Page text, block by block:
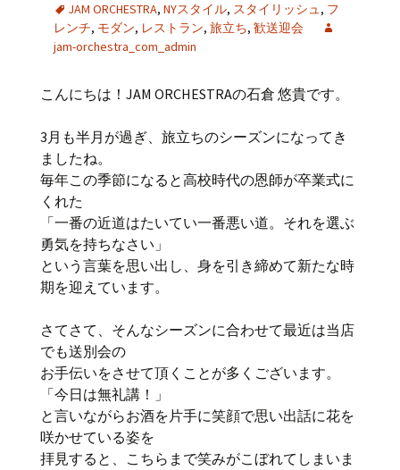
JAM ORCHESTRA, NYスタイル, スタイリッシュ, フ
レンチ, モダン, レストラン, 旅立ち, 歓送迎会
jam-orchestra_com_admin
こんにちは！JAM ORCHESTRAの石倉 悠貴です。
3月も半月が過ぎ、旅立ちのシーズンになってき
ましたね。
毎年この季節になると高校時代の恩師が卒業式に
くれた
「一番の近道はたいてい一番悪い道。それを選ぶ
勇気を持ちなさい」
という言葉を思い出し、身を引き締めて新たな時
期を迎えています。
さてさて、そんなシーズンに合わせて最近は当店
でも送別会の
お手伝いをさせて頂くことが多くございます。
「今日は無礼講！」
と言いながらお酒を片手に笑顔で思い出話に花を
咲かせている姿を
拝見すると、こちらまで笑みがこぼれてしまいま